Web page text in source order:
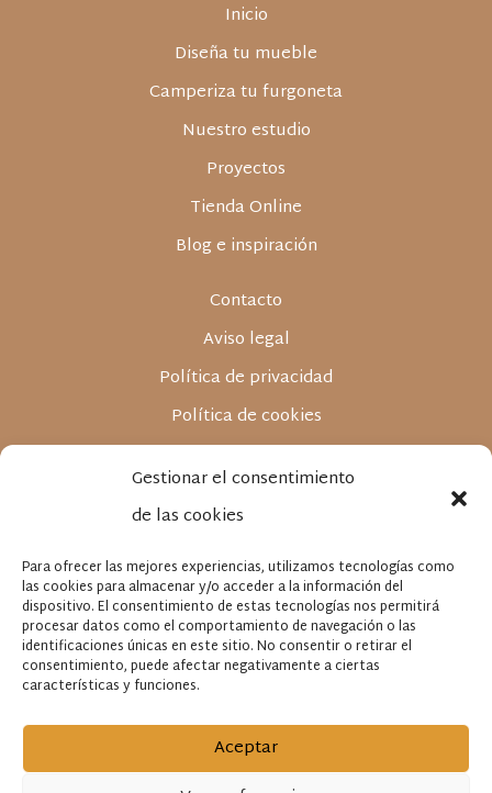
Gestionar el consentimiento
de las cookies
Para ofrecer las mejores experiencias, utilizamos tecnologías como
las cookies para almacenar y/o acceder a la información del
dispositivo. El consentimiento de estas tecnologías nos permitirá
procesar datos como el comportamiento de navegación o las
identificaciones únicas en este sitio. No consentir o retirar el
consentimiento, puede afectar negativamente a ciertas
características y funciones.
Aceptar
Inicio
Diseña tu mueble
Camperiza tu furgoneta
Nuestro estudio
Proyectos
Tienda Online
Blog e inspiración
Contacto
Aviso legal
Política de privacidad
Política de cookies
“FABRILIS ESTUDIO SL ha sido beneficiaria del Fondo Europeo
de Desarrollo Regional cuyo objetivo es mejorar la
competitividad de las Pymes y gracias al cual ha puesto en
marcha un Plan de Marketing Digital Internacional con el
objetivo de mejorar su posicionamiento online en mercados
exteriores durante el año 2021. Para ello ha contado con el
apoyo del Programa XPANDE DIGITAL de la Cámara de
Comercio de Granada.”
“FABRILIS ESTUDIO SL ha sido beneficiaria del Fondo Europeo
de Desarrollo Regional cuyo objetivo es mejorar el uso y la
comunicaciones y el acceso a las mismas y gracias al que ha